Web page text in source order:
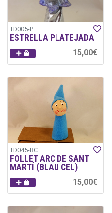
TD005-P
ESTRELLA PLATEJADA
15,00€
TD045-BC
FOLLET ARC DE SANT
MARTÍ (BLAU CEL)
15,00€